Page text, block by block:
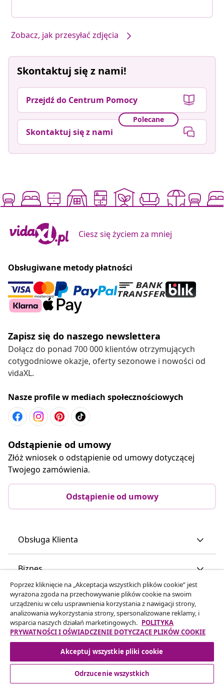
Zobacz, jak przesyłać zdjęcia
Skontaktuj się z nami!
Przejdź do Centrum Pomocy
Polecane
Skontaktuj się z nami
Ciesz się życiem za mniej
Obsługiwane metody płatności
Zapisz się do naszego newslettera
Dołącz do ponad 700 000 klientów otrzymujących
cotygodniowe okazje, oferty sezonowe i nowości od
vidaXL.
Nasze profile w mediach społecznościowych
Odstąpienie od umowy
Złóż wniosek o odstąpienie od umowy dotyczącej
Twojego zamówienia.
Odstąpienie od umowy
Obsługa Klienta
Biznes
vidaXL
Odkryj więcej
Poprzez kliknięcie na „Akceptacja wszystkich plików cookie” jest
wyrażona zgoda na przechowywanie plików cookie na swoim
urządzeniu w celu usprawnienia korzystania z nawigacji strony,
analizowania wykorzystania strony, spersonalizowane reklamy, i
wsparcia naszych działań marketingowych. POLITYKA
PRYWATNOŚCI I OŚWIADCZENIE DOTYCZĄCE PLIKÓW COOKIE
Akceptuj wszystkie pliki cookie
Odrzucenie wszystkich